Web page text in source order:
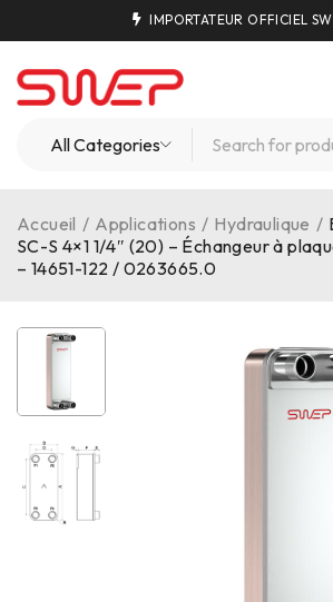
IMPORTATEUR OFFICIEL
Accueil / Applications / Hydraulique /
SC-S 4×1 1/4″ (20) – Échangeur à
– 14651-122 / 0263665.0